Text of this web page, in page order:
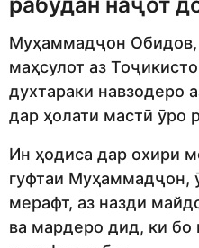
Муҳаммадҷон Обидов,
маҳсулот аз
духтараки навзодеро
дар ҳолати мастӣ ӯро
Ин ҳодиса дар охири
гуфтаи Муҳаммадҷон,
мерафт, аз назди
ва мардеро дид, ки бо